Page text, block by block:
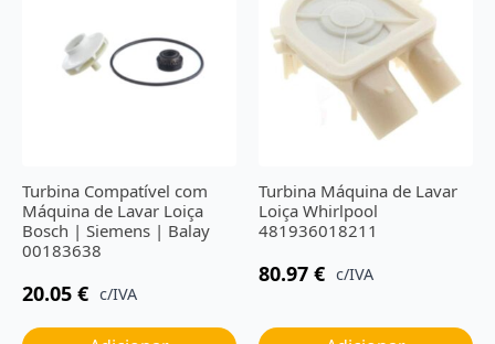
Turbina Compatível com
Máquina de Lavar Loiça
Bosch | Siemens | Balay
00183638
20.05 € c/IVA
Turbina Máquina de Lavar
Loiça Whirlpool
481936018211
80.97 € c/IVA